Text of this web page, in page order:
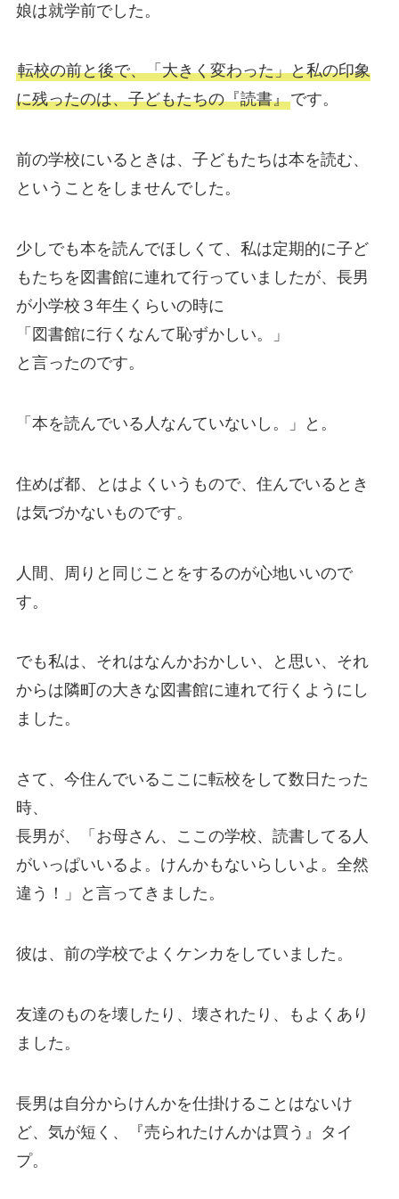
娘は就学前でした。
転校の前と後で、「大きく変わった」と私の印象
に残ったのは、子どもたちの『読書』です。
前の学校にいるときは、子どもたちは本を読む、
ということをしませんでした。
少しでも本を読んでほしくて、私は定期的に子ど
もたちを図書館に連れて行っていましたが、長男
が小学校３年生くらいの時に
「図書館に行くなんて恥ずかしい。」
と言ったのです。
「本を読んでいる人なんていないし。」と。
住めば都、とはよくいうもので、住んでいるとき
は気づかないものです。
人間、周りと同じことをするのが心地いいので
す。
でも私は、それはなんかおかしい、と思い、それ
からは隣町の大きな図書館に連れて行くようにし
ました。
さて、今住んでいるここに転校をして数日たった
時、
長男が、「お母さん、ここの学校、読書してる人
がいっぱいいるよ。けんかもないらしいよ。全然
違う！」と言ってきました。
彼は、前の学校でよくケンカをしていました。
友達のものを壊したり、壊されたり、もよくあり
ました。
長男は自分からけんかを仕掛けることはないけ
ど、気が短く、『売られたけんかは買う』タイ
プ。